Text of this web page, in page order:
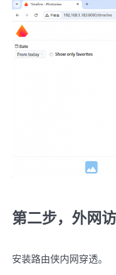
第二步，外网
安装路由侠内网穿透。